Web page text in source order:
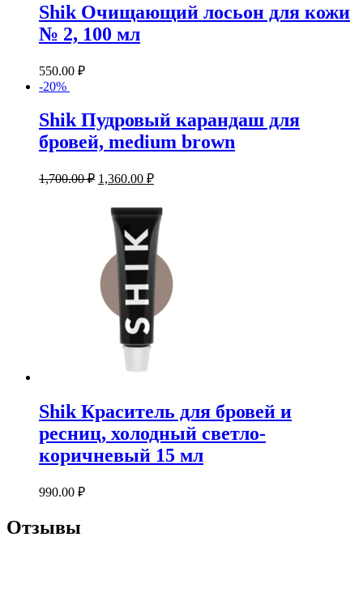
Shik Очищающий лосьон для кожи
№ 2, 100 мл
550.00 ₽
-20%
Shik Пудровый карандаш для
бровей, medium brown
1,700.00₽ 1,360.00 ₽
Shik Краситель для бровей и
ресниц, холодный светло-
коричневый 15 мл
990.00 ₽
Отзывы